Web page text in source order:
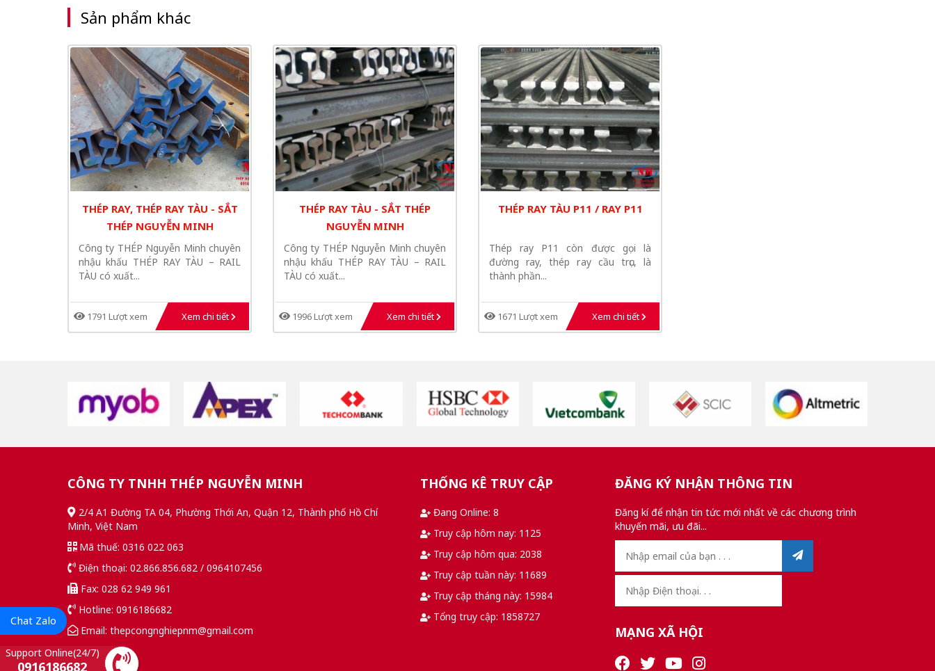
Sản phẩm khác
THÉP RAY, THÉP RAY TÀU - SẮT
THÉP NGUYỄN MINH
Công ty THÉP Nguyễn Minh chuyên
nhậu khấu THÉP RAY TÀU – RAIL
TÀU có xuất...
1791 Lượt xem Xem chi tiết
THÉP RAY TÀU - SẮT THÉP
NGUYỄN MINH
Công ty THÉP Nguyễn Minh chuyên
nhậu khấu THÉP RAY TÀU – RAIL
TÀU có xuất...
1996 Lượt xem Xem chi tiết
THÉP RAY TÀU P11 / RAY P11
Thép ray P11 còn được gọi là
đường ray, thép ray cầu trục, là
thành phần...
1671 Lượt xem Xem chi tiết
CÔNG TY TNHH THÉP NGUYỄN MINH
2/4 A1 Đường TA 04, Phường Thới An, Quận 12, Thành phố Hồ Chí
Minh, Việt Nam
Mã thuế: 0316 022 063
Điện thoại: 02.866.856.682 / 0964107456
Fax: 028 62 949 961
Hotline: 0916186682
Email: thepcongnghiepnm@gmail.com
THỐNG KÊ TRUY CẬP
Đang Online: 8
Truy cập hôm nay: 1125
Truy cập hôm qua: 2038
Truy cập tuần này: 11689
Truy cập tháng này: 15984
Tổng truy cập: 1858727
ĐĂNG KÝ NHẬN THÔNG TIN
Đăng kí để nhận tin tức mới nhất về các chương trình
khuyến mãi, ưu đãi...
MẠNG XÃ HỘI
Support Online(24/7)
0916186682
Chat Zalo